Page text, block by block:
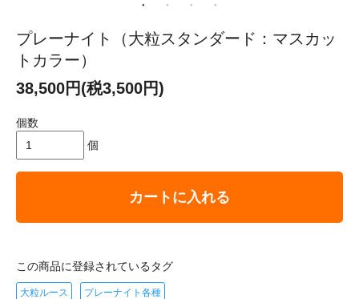
プレーナイト（大粒スタンダード：マスカッ
トカラー）
38,500円(税3,500円)
個数
個
カートに入れる
この商品に登録されているタグ
大粒ルース プレーナイト各種